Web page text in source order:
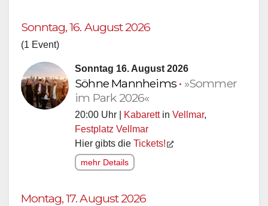
Sonntag, 16. August 2026
(1 Event)
Sonntag 16. August 2026
Söhne Mannheims • »Sommer
im Park 2026«
20:00 Uhr | Kabarettin Vellmar,
Festplatz Vellmar
Hier gibts die Tickets!
mehr Details
Montag, 17. August 2026